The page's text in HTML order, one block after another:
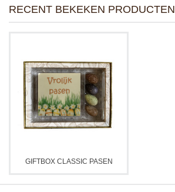
RECENT BEKEKEN PRODUCTEN
GIFTBOX CLASSIC PASEN